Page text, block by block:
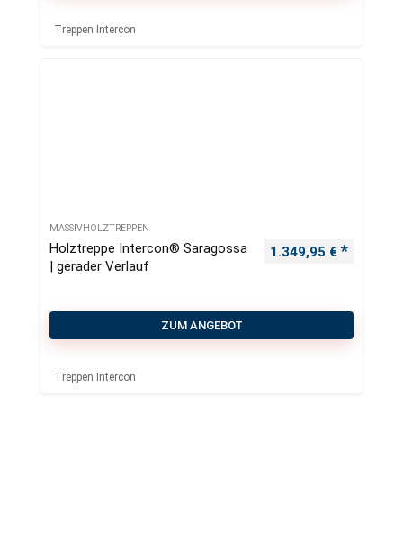
Treppen Intercon
MASSIVHOLZTREPPEN
Holztreppe Intercon® Saragossa
| gerader Verlauf
1.349,95 €
ZUM ANGEBOT
Treppen Intercon